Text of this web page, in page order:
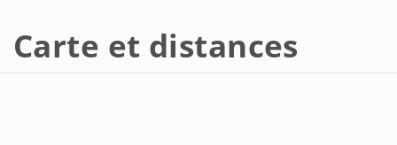
Carte et distances